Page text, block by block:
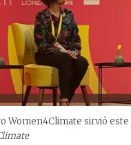
Women4Climate sirvió